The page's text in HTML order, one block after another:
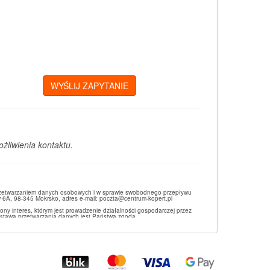
kontaktu.
danych osobowych i w sprawie swobodnego przepływu
98-345 Mokrsko, adres e-mail: poczta@centrum-kopert.pl
interes, którym jest prowadzenie działalności gospodarczej przez
przetwarzania danych jest Państwa zgoda.
z Administratorem Danych Osobowych - NOWANO sp. z o.o.
Pani/Panu prawo wniesienia skargi do organu nadzorczego, jeśli